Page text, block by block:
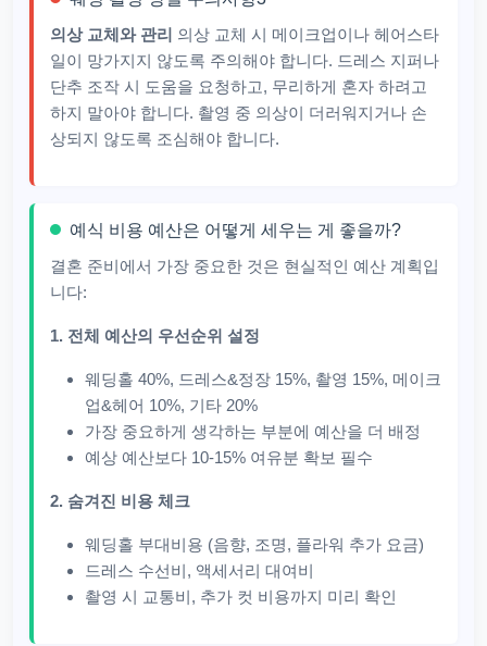
의상 교체와 관리 의상 교체 시 메이크업이나 헤어스타
일이 망가지지 않도록 주의해야 합니다. 드레스 지퍼나
단추 조작 시 도움을 요청하고, 무리하게 혼자 하려고
하지 말아야 합니다. 촬영 중 의상이 더러워지거나 손
상되지 않도록 조심해야 합니다.
예식 비용 예산은 어떻게 세우는 게 좋을까?
결혼 준비에서 가장 중요한 것은 현실적인 예산 계획입
니다:
1. 전체 예산의 우선순위 설정
웨딩홀 40%, 드레스&정장 15%, 촬영 15%, 메이크
업&헤어 10%, 기타 20%
가장 중요하게 생각하는 부분에 예산을 더 배정
예상 예산보다 10-15% 여유분 확보 필수
2. 숨겨진 비용 체크
웨딩홀 부대비용 (음향, 조명, 플라워 추가 요금)
드레스 수선비, 액세서리 대여비
촬영 시 교통비, 추가 컷 비용까지 미리 확인